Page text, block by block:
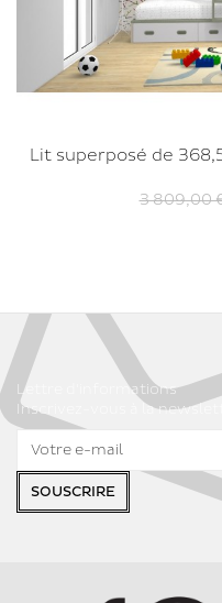
Lit superposé de
3 809,00
Lettre d'informations
Inscrivez-vous à la
SOUSCRIRE